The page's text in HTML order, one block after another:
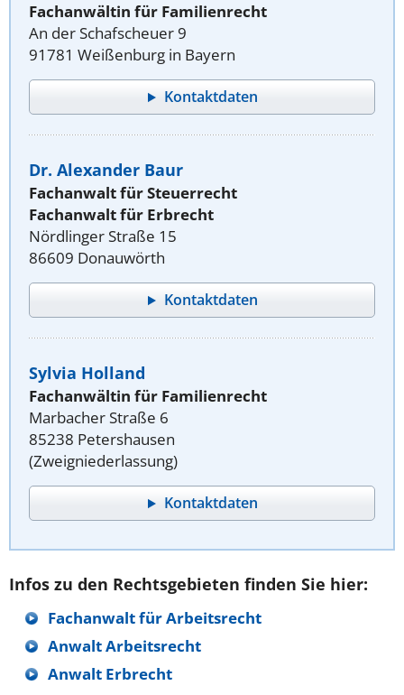
Fachanwältin für Familienrecht
An der Schafscheuer 9
91781 Weißenburg in Bayern
Kontaktdaten
Dr. Alexander Baur
Fachanwalt für Steuerrecht
Fachanwalt für Erbrecht
Nördlinger Straße 15
86609 Donauwörth
Kontaktdaten
Sylvia Holland
Fachanwältin für Familienrecht
Marbacher Straße 6
85238 Petershausen
(Zweigniederlassung)
Kontaktdaten
Infos zu den Rechtsgebieten finden Sie hier:
Fachanwalt für Arbeitsrecht
Anwalt Arbeitsrecht
Anwalt Erbrecht